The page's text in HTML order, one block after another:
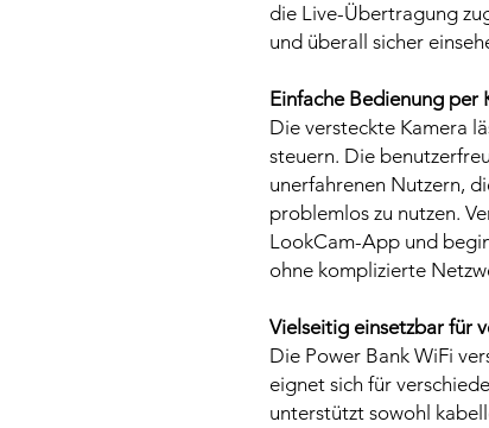
die Live-Übertragung
und überall sicher
Einfache Bedienung per
Die versteckte Kamera
steuern. Die
unerfahrenen Nutzern,
problemlos zu nutzen.
LookCam-App und
ohne komplizierte
Vielseitig einsetzbar für
Die Power Bank WiFi
eignet sich für
unterstützt sowohl